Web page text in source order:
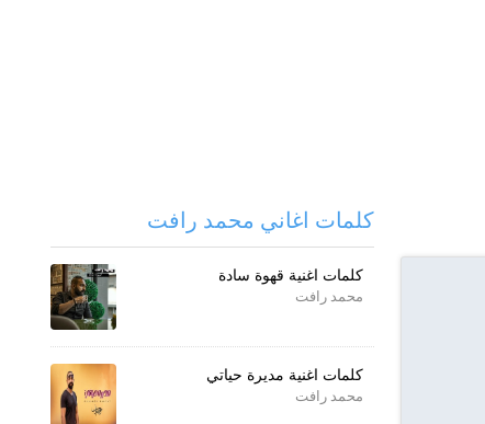
كلمات اغاني محمد رافت
كلمات اغنية قهوة سادة
محمد رافت
كلمات اغنية مديرة حياتي
محمد رافت